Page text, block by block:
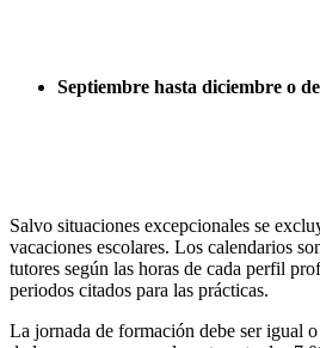
Septiembre hasta diciembre o
Salvo situaciones excepcionales se
vacaciones escolares. Los calendarios
tutores según las horas de cada perfil
periodos citados para las prácticas.
La jornada de formación debe ser igual